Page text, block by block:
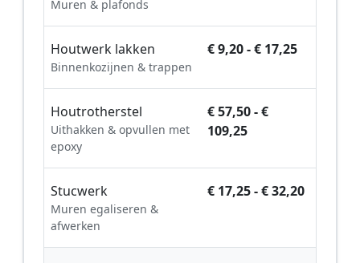
Muren & plafonds
Houtwerk lakken
Binnenkozijnen & trappen
€ 9,20 - € 17,25
Houtrotherstel
Uithakken & opvullen met
epoxy
€ 57,50 - €
109,25
Stucwerk
Muren egaliseren &
afwerken
€ 17,25 - € 32,20